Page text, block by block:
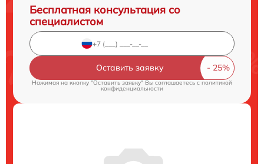
Бесплатная консультация со
специалистом
Оставить заявку
Нажимая на кнопку "Оставить заявку" Вы соглашаетесь c политикой
конфиденциальности